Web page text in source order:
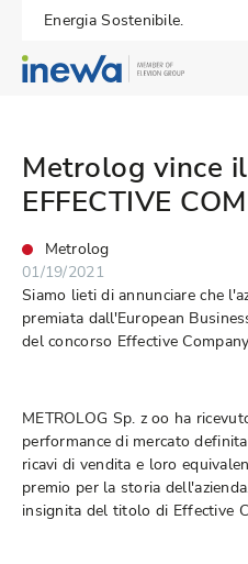
Energia Sostenibile.
Metrolog vince
EFFECTIVE
Metrolog
01/19/2021
Siamo lieti di annunciare che
premiata dall'European
del concorso Effective
METROLOG Sp. z oo ha
performance di mercato
ricavi di vendita e loro
premio per la storia
insignita del titolo di Effective